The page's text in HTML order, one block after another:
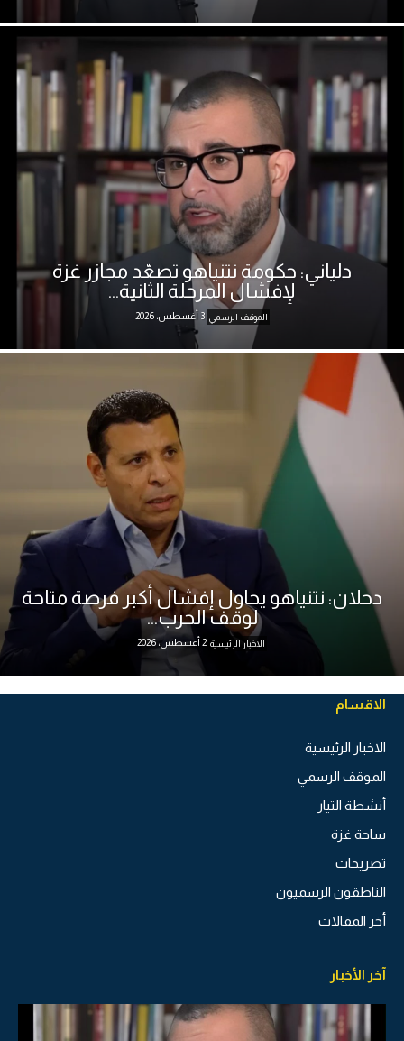
دلياني: حكومة نتنياهو تصعّد مجازر غزة
لإفشال المرحلة الثانية...
الموقف الرسمي 3 أغسطس، 2026
دحلان: نتنياهو يحاول إفشال أكبر فرصة متاحة
لوقف الحرب...
الاخبار الرئيسية 2 أغسطس، 2026
الاقسام
الاخبار الرئيسية
الموقف الرسمي
أنشطة التيار
ساحة غزة
تصريحات
الناطقون الرسميون
أخر المقالات
آخر الأخبار